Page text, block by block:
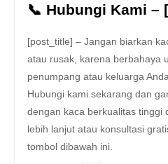
📞 Hubungi Kami –
[post_title] – Jangan biarkan
atau rusak, karena berbahaya
penumpang atau keluarga
Hubungi kami sekarang dan
dengan kaca berkualitas tinggi
lebih lanjut atau konsultasi
tombol dibawah ini.